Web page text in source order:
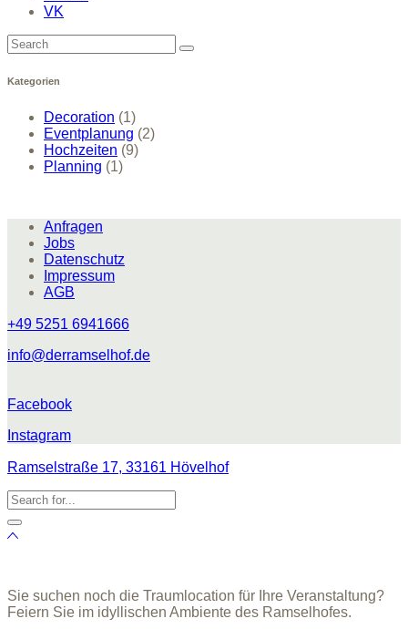
VK
Search
for:
Kategorien
Decoration (1)
Eventplanung (2)
Hochzeiten (9)
Planning (1)
Anfragen
Jobs
Datenschutz
Impressum
AGB
+49 5251 6941666
info@derramselhof.de
Facebook
Instagram
Ramselstraße 17, 33161 Hövelhof
Sie suchen noch die Traumlocation für Ihre Veranstaltung?
Feiern Sie im idyllischen Ambiente des Ramselhofes.